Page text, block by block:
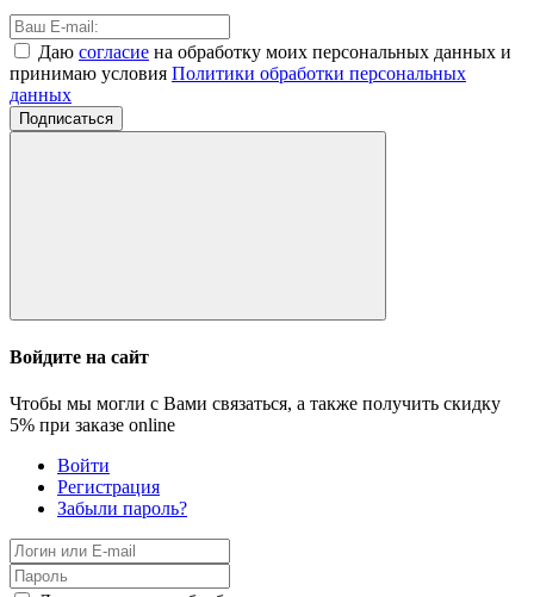
Даю согласие на обработку моих персональных данных и
принимаю условия Политики обработки персональных
данных
Подписаться
Войдите на сайт
Чтобы мы могли с Вами связаться, а также получить скидку
5% при заказе online
Войти
Регистрация
Забыли пароль?